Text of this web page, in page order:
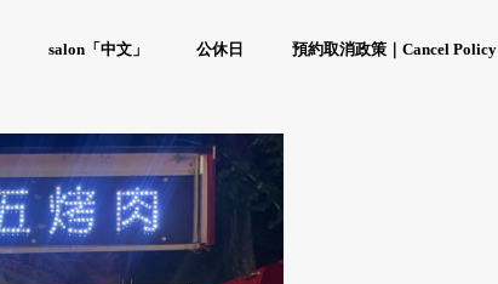
salon「中文」 公休日 預約取消政策｜Cancel Policy